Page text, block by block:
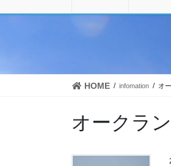
動
HOME infomation オ
オークラ